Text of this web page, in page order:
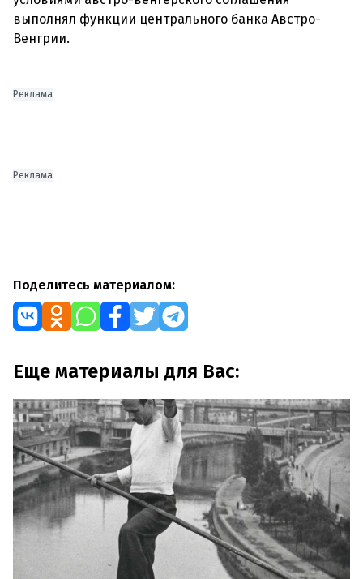
выполнял функции центрального банка Австро-
Венгрии.
Реклама
Реклама
Поделитесь материалом:
Еще материалы для Вас: